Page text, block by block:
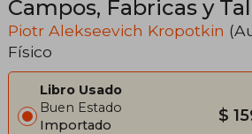
Campos, Fabricas y
Piotr Alekseevich Kropotkin
Físico
Libro Usado
Buen Estado
Importado
$